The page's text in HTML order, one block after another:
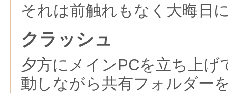
それは前触れもなく大晦日
クラッシュ
夕方にメインPCを立ち上げ
動しながら共有フォルダー